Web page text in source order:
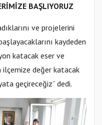
BAŞLIYORUZ
ve projelerini
kaydeden
katacak eser ve
değer katacak
geçireceğiz” dedi.